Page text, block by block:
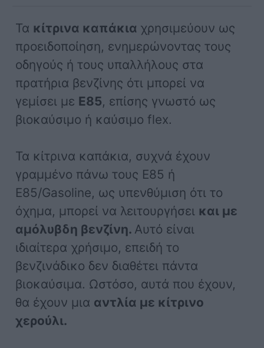
Τα κίτρινα καπάκια χρησιμεύουν ως
προειδοποίηση, ενημερώνοντας τους
οδηγούς ή τους υπαλλήλους στα
πρατήρια βενζίνης ότι μπορεί να
γεμίσει με E85, επίσης γνωστό ως
βιοκαύσιμο ή καύσιμο flex.
Τα κίτρινα καπάκια, συχνά έχουν
γραμμένο πάνω τους E85 ή
E85/Gasoline, ως υπενθύμιση ότι το
όχημα, μπορεί να λειτουργήσει και με
αμόλυβδη βενζίνη. Αυτό είναι
ιδιαίτερα χρήσιμο, επειδή το
βενζινάδικο δεν διαθέτει πάντα
βιοκαύσιμα. Ωστόσο, αυτά που έχουν,
θα έχουν μια αντλία με κίτρινο
χερούλι.